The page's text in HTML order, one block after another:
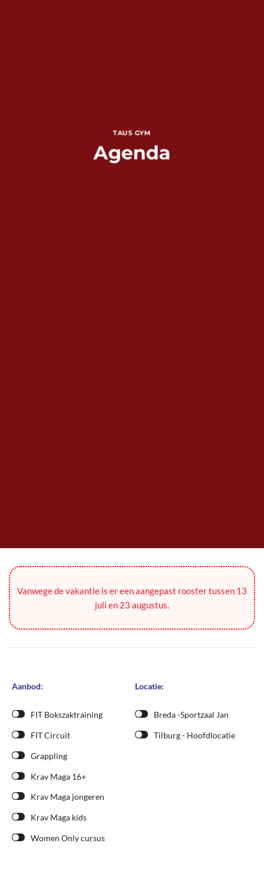
TAUS GYM
Agenda
Vanwege de vakantie is er een aangepast rooster tussen 13
juli en 23 augustus.
Aanbod:
FIT Bokszaktraining
FIT Circuit
Grappling
Krav Maga 16+
Krav Maga jongeren
Krav Maga kids
Women Only cursus
Locatie:
Breda -Sportzaal Jan
Tilburg - Hoofdlocatie